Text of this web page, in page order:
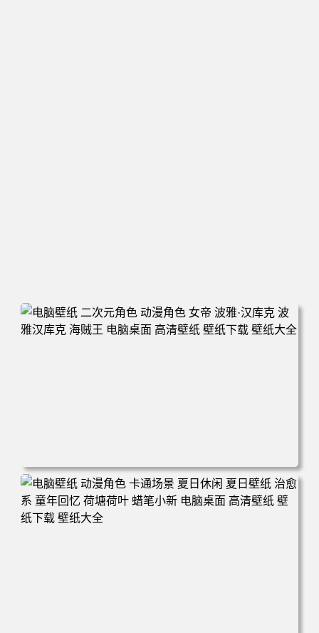
电脑壁纸 二次元角色 动漫角色 女帝 波雅·汉库克 波雅汉库
克 海贼王 电脑桌面 高清壁纸 壁纸下载 壁纸大全